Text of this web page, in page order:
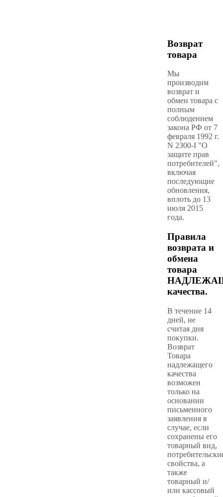
Возврат
товара
Мы
производим
возврат и
обмен товара с
полным
соблюдением
закона РФ от 7
февраля 1992 г.
N 2300-I "О
защите прав
потребителей",
включая
последующие
обновления,
вплоть до 13
июля 2015
года.
Правила
возврата и
обмена
товара
качества.
В течение 14
дней, не
считая дня
покупки.
Возврат
Товара
надлежащего
качества
возможен
только на
основании
письменного
заявления в
случае, если
сохранены его
товарный вид,
свойства, а
также
товарный и/
или кассовый